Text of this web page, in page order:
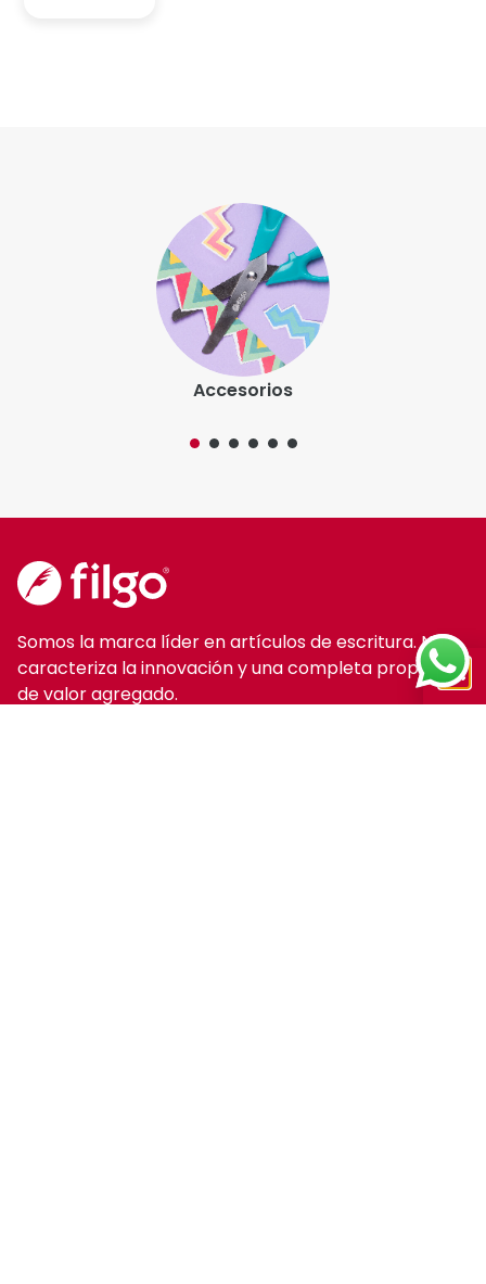
Accesorios
Somos la marca líder en artículos de escritura. Nos
caracteriza la innovación y una completa propuesta
de valor agregado.